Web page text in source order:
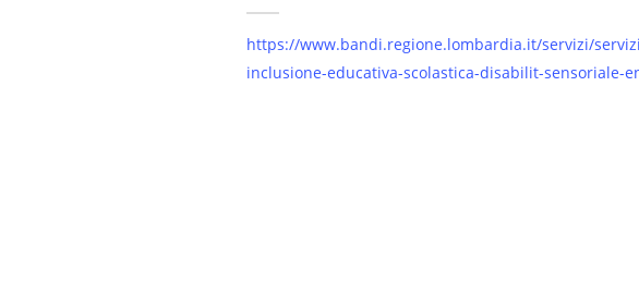
https://www.bandi.regione.lombardia.it/servizi/
inclusione-educativa-scolastica-disabilit-sensoriale-